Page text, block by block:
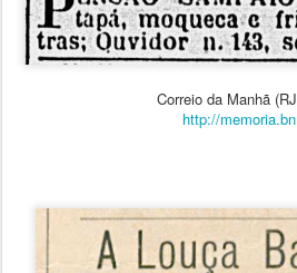
Correio da Manhã
http://